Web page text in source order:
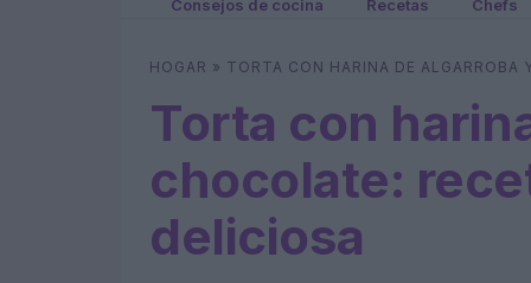
Consejos de cocina Recetas Chefs
HOGAR » TORTA CON HARINA DE ALGARROBA
Torta con
chocolate:
deliciosa